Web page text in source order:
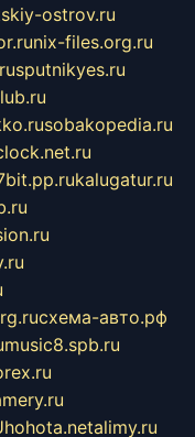
ostrov.ru
nix-files.org.ru
sputnikyes.ru
sobakopedia.ru
kalugatur.ru
схема-авто.рф
music8.spb.ru
hohota.netalimy.ru